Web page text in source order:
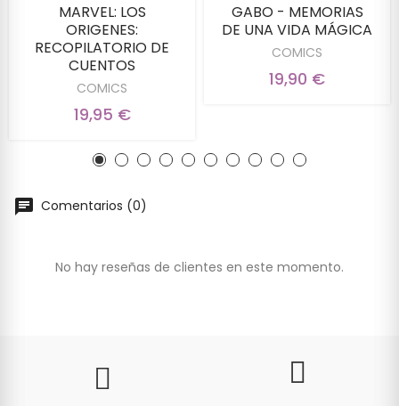
MARVEL: LOS
ORIGENES:
RECOPILATORIO DE
CUENTOS
COMICS
19,95 €
GABO - MEMORIAS
DE UNA VIDA MÁGICA
COMICS
19,90 €
Comentarios (0)
No hay reseñas de clientes en este momento.